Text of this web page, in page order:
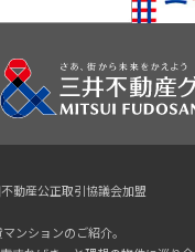
動産公正取引協議会加盟
ンションのご紹介。